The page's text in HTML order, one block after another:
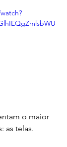
o maior
as telas.